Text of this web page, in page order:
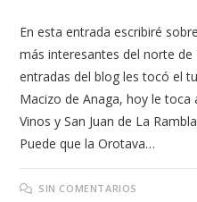
En esta entrada escribiré
más interesantes del norte de
entradas del blog les tocó el
Macizo de Anaga, hoy le
Vinos y San Juan de La
Puede que la Orotava…
SIN COMENTARIOS